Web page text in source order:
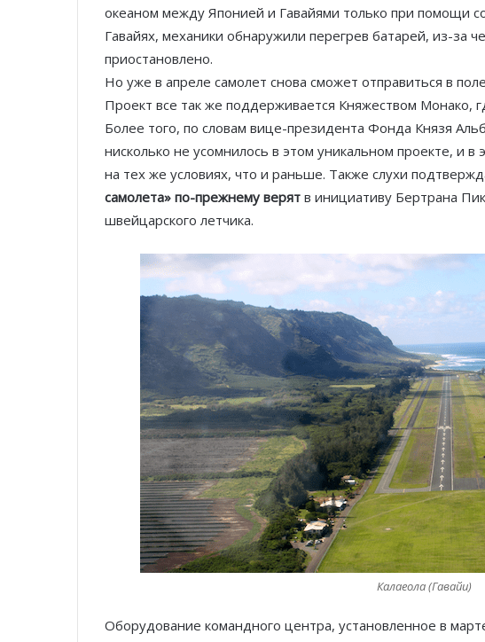
океаном между Японией и Гавайями только при помощи
Гавайях, механики обнаружили перегрев батарей, из-за
приостановлено.
Но уже в апреле самолет снова сможет отправиться в
Проект все так же поддерживается Княжеством Монако,
Более того, по словам вице-президента Фонда Князя
нисколько не усомнилось в этом уникальном проекте, и
на тех же условиях, что и раньше. Также слухи
самолета» по-прежнему верят в инициативу Бертрана
швейцарского летчика.
Калаеола (Гавайи)
Оборудование командного центра, установленное в